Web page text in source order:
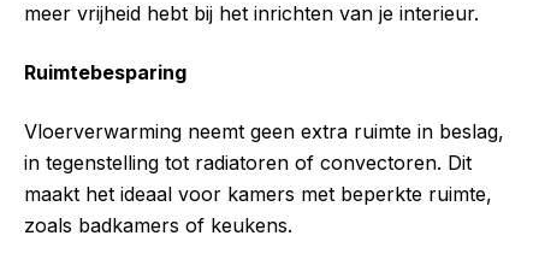
meer vrijheid hebt bij het inrichten van je interieur.
Ruimtebesparing
Vloerverwarming neemt geen extra ruimte in beslag,
in tegenstelling tot radiatoren of convectoren. Dit
maakt het ideaal voor kamers met beperkte ruimte,
zoals badkamers of keukens.